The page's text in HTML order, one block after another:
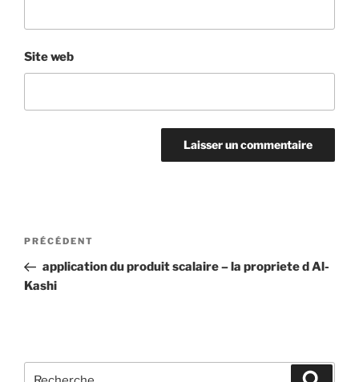
Site web
Navigation
l’article
Article
précédent
PRÉCÉDENT
application du produit scalaire – la propriete d Al-
Kashi